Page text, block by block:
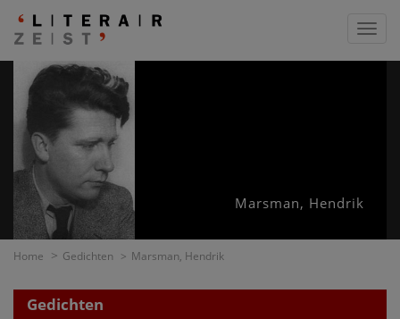
Marsman, Hendrik
Home Gedichten Marsman, Hendrik
Gedichten